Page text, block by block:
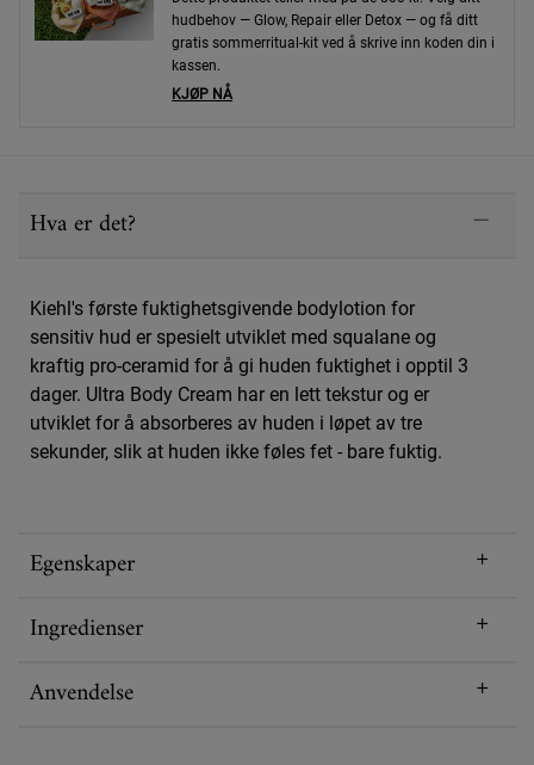
hudbehov — Glow, Repair eller Detox — og få ditt
gratis sommerritual-kit ved å skrive inn koden din i
kassen.
KJØP NÅ
Hva er det?
Kiehl's første fuktighetsgivende bodylotion for
sensitiv hud er spesielt utviklet med squalane og
kraftig pro-ceramid for å gi huden fuktighet i opptil 3
dager. Ultra Body Cream har en lett tekstur og er
utviklet for å absorberes av huden i løpet av tre
sekunder, slik at huden ikke føles fet - bare fuktig.
Egenskaper
Ingredienser
Anvendelse